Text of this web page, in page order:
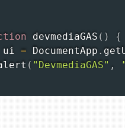
devmediaGAS ( )
{
ui = DocumentApp .
( "DevmediaGAS" ,